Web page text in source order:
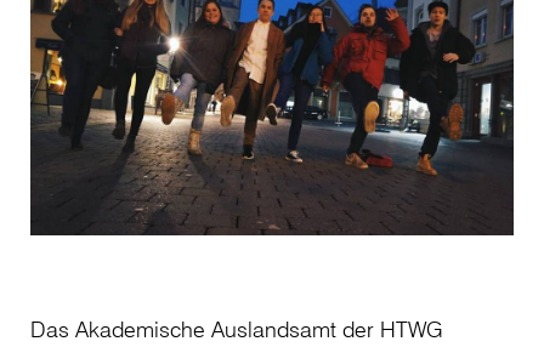
Das Akademische Auslandsamt der HTWG